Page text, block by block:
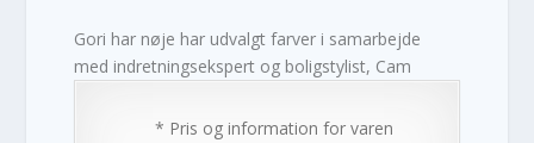
Gori har nøje har udvalgt farver i samarbejde
med indretningsekspert og boligstylist, Cam
* Pris og information for varen